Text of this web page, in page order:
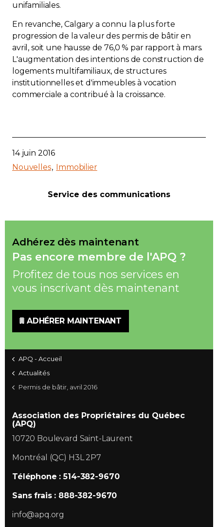
unifamiliales.
En revanche, Calgary a connu la plus forte
progression de la valeur des permis de bâtir en
avril, soit une hausse de 76,0 % par rapport à mars.
L'augmentation des intentions de construction de
logements multifamiliaux, de structures
institutionnelles et d'immeubles à vocation
commerciale a contribué à la croissance.
14 juin 2016
Nouvelles Immobilier
Service des communications
Adhérez dès maintenant
Pas encore membre de l'APQ ?
Profitez de tous nos services en
vous inscrivant dès maintenant
ADHÉRER MAINTENANT
APQ - Accueil
Actualités
Permis de bâtir, avril 2016
Association des Propriétaires du Québec
(APQ)
10720 Boulevard Saint-Laurent
Montréal (QC) H3L 2P7
Téléphone : 514-382-9670
Sans frais : 888-382-9670
info@apq.org